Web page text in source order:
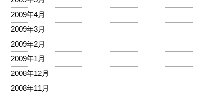
2009年4月
2009年3月
2009年2月
2009年1月
2008年12月
2008年11月